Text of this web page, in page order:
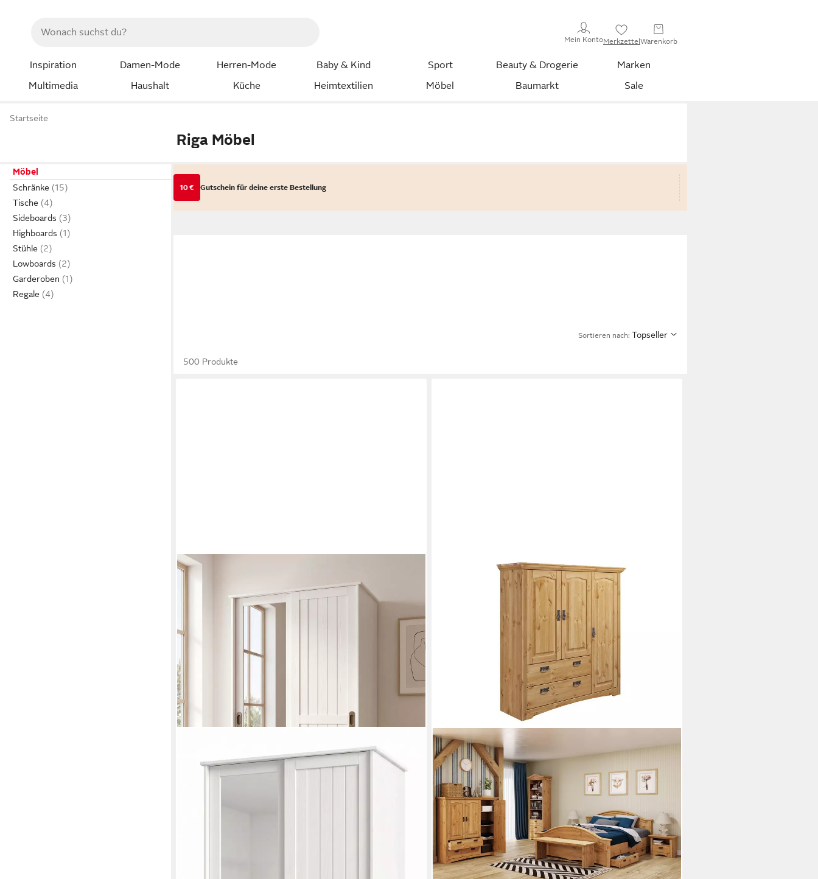
Mein KontoMerkzettelWarenkorb
Inspiration Damen-Mode Herren-Mode Baby & Kind Sport Beauty & Drogerie
Marken
Multimedia
Haushalt Küche Heimtextilien Möbel Baumarkt Sale
Startseite
Riga Möbel
Möbel
Schränke
Tische
Sideboards
Highboards
Stühle
Lowboards
Garderoben
Regale
10 € Gutschein für deine erste Bestellung
Sortieren nach: Topseller
500 Produkte